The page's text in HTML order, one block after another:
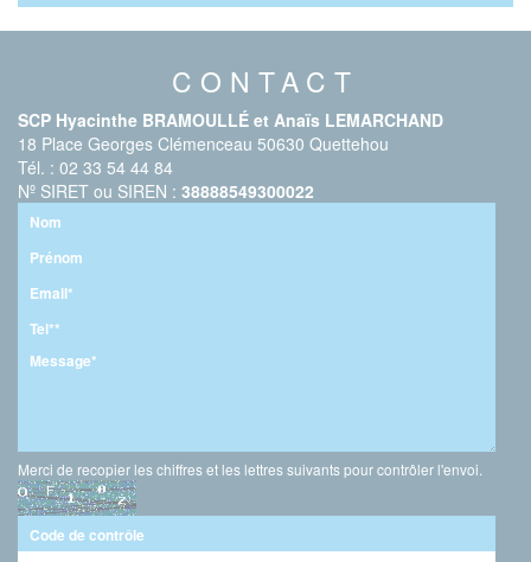
CONTACT
SCP Hyacinthe BRAMOULLÉ et Anaïs LEMARCHAND
18 Place Georges Clémenceau 50630 Quettehou
Tél. : 02 33 54 44 84
Nº SIRET ou SIREN : 38888549300022
Merci de recopier les chiffres et les lettres suivants pour contrôler l'envoi.